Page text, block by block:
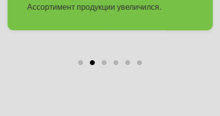
Ассортимент продукции увеличился.